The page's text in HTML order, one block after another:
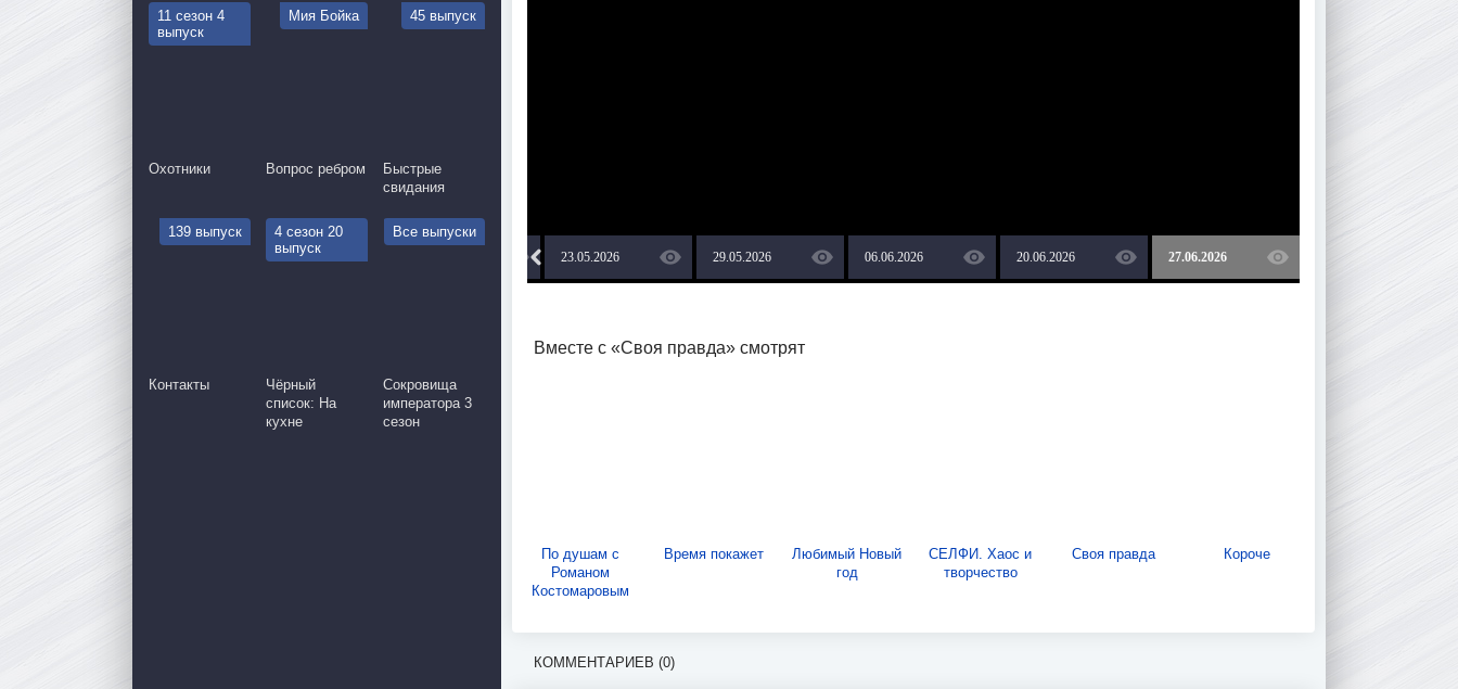
09.05.2026 23.05.2026 29.05.2026 06.06.2026 20.06.2026 27.06.2026
Вместе с «Своя правда» смотрят
По душам с
Романом
Костомаровым
Время покажет
Любимый Новый
год
СЕЛФИ. Хаос и
творчество
Своя правда Короче
КОММЕНТАРИЕВ (0)
11 сезон 4
выпуск
Охотники
Мия Бойка
Вопрос ребром
45 выпуск
Быстрые
свидания
139 выпуск
Контакты
4 сезон 20
выпуск
Чёрный
список: На
кухне
Все выпуски
Сокровища
императора 3
сезон